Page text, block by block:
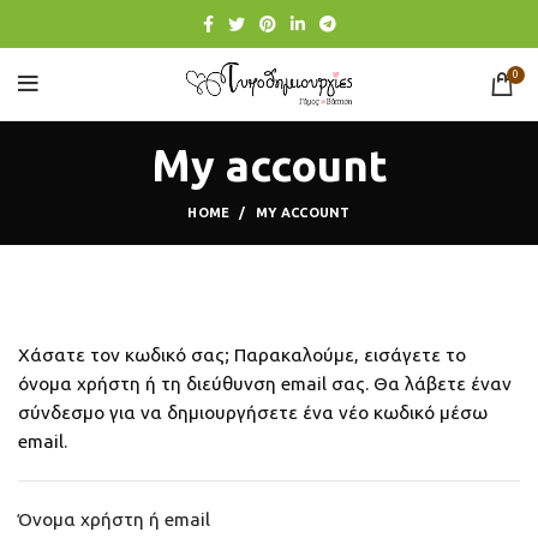
0
My account
HOME MY ACCOUNT
Χάσατε τον κωδικό σας; Παρακαλούμε, εισάγετε το
όνομα χρήστη ή τη διεύθυνση email σας. Θα λάβετε έναν
σύνδεσμο για να δημιουργήσετε ένα νέο κωδικό μέσω
email.
Όνομα χρήστη ή email